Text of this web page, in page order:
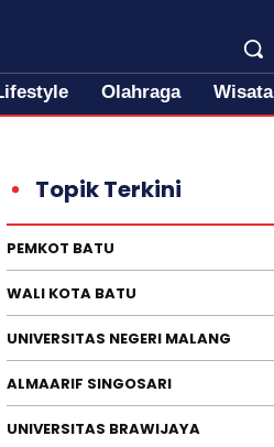
Olahraga Wisata
Topik Terkini
PEMKOT BATU
WALI KOTA BATU
UNIVERSITAS NEGERI MALANG
ALMAARIF SINGOSARI
UNIVERSITAS BRAWIJAYA